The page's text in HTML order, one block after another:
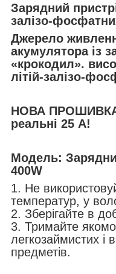
Зарядний
залізо-
Джерело
акумулятора із
«крокодил».
літій-залізо-
НОВА
реальні 25 А!
Модель:
400W
1. Не
температур, у
2. Зберігайте в
3. Тримайте
легкозаймистих і
предметів.